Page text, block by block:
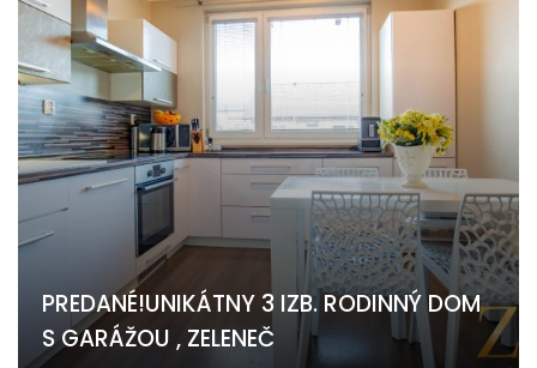
PREDANÉ!UNIKÁTNY 3 IZB. RODINNÝ DOM
S GARÁŽOU , ZELENEČ